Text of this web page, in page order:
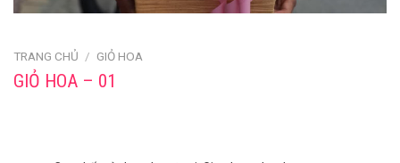
TRANG CHỦ / GIỎ HOA
GIỎ HOA – 01